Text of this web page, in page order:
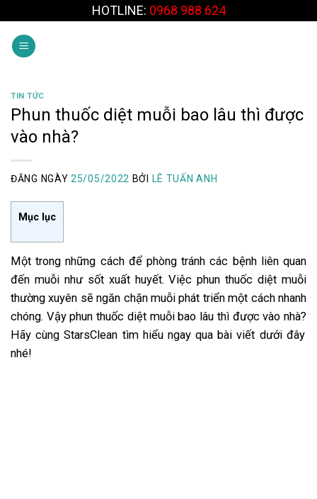
to
content
HOTLINE: 0968 988 624
TIN TỨC
Phun thuốc diệt muỗi bao lâu thì được
vào nhà?
ĐĂNG NGÀY 25/05/2022 BỞI LÊ TUẤN ANH
Mục lục
Một trong những cách để phòng tránh các bệnh liên quan
đến muỗi như sốt xuất huyết. Việc phun thuốc diệt muỗi
thường xuyên sẽ ngăn chặn muỗi phát triển một cách nhanh
chóng. Vậyphun thuốc diệt muỗi bao lâu thì được vào nhà?
Hãy cùng StarsClean tìm hiểu ngay qua bài viết dưới đây
nhé!